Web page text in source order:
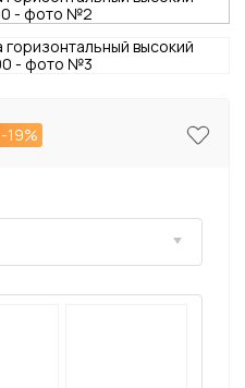
-19%